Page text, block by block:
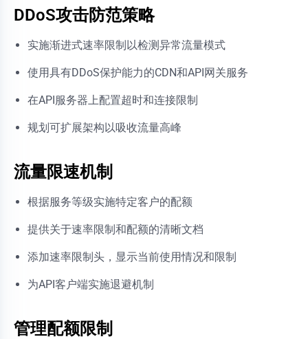
DDoS攻击防范策略
实施渐进式速率限制以检测异常流量模式
使用具有DDoS保护能力的CDN和API网关服务
在API服务器上配置超时和连接限制
规划可扩展架构以吸收流量高峰
流量限速机制
根据服务等级实施特定客户的配额
提供关于速率限制和配额的清晰文档
添加速率限制头，显示当前使用情况和限制
为API客户端实施退避机制
管理配额限制